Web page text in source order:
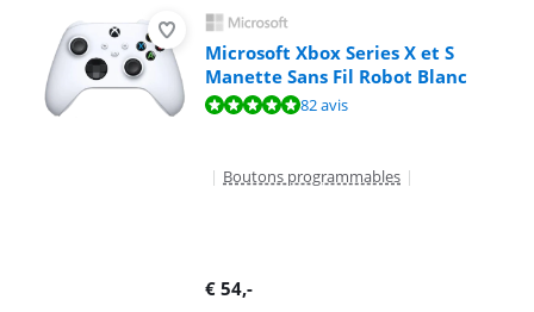
Microsoft Xbox Series X et S
Manette Sans Fil Robot Blanc
La note est de 9,5 sur 10, basée sur 82 avis.82 avis
| Boutons programmables |
€ 54,-